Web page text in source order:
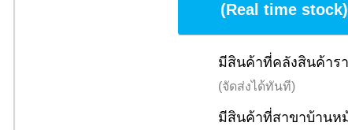
(Real time stock)
มีสินค้าที่คลังสินค้าร
(จัดส่งได้ทันที)
มีสินค้าที่สาขาบ้านห